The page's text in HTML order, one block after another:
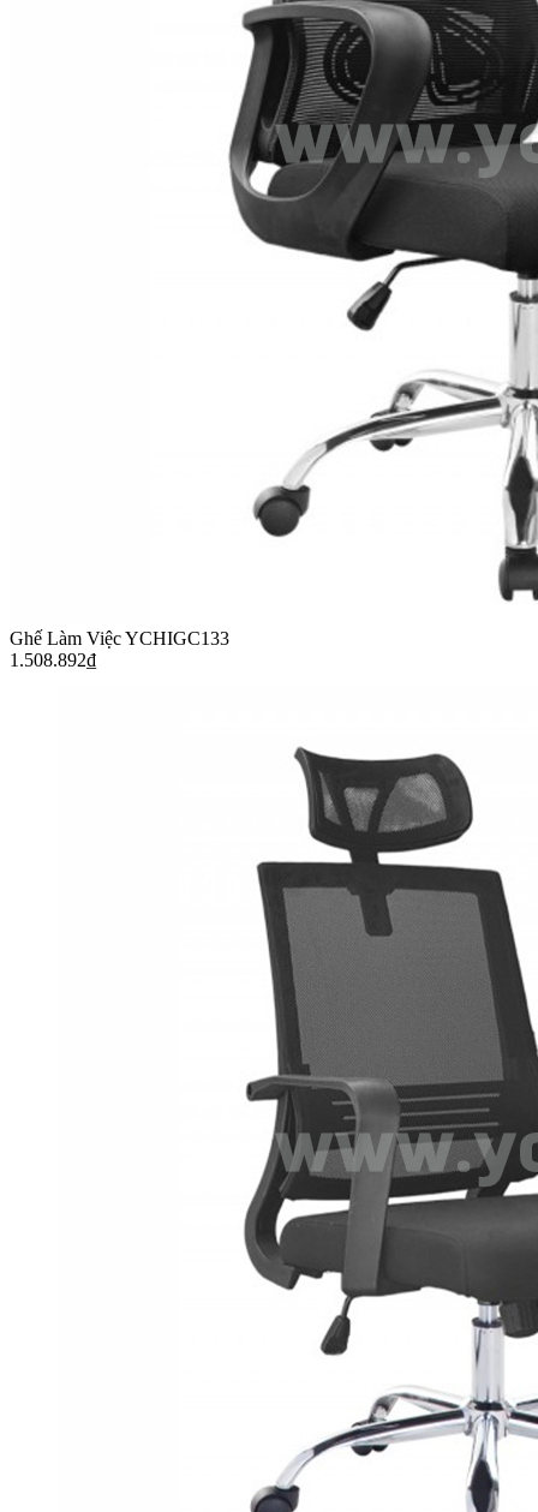
Ghế Làm Việc YCHIGC133
1.508.892₫